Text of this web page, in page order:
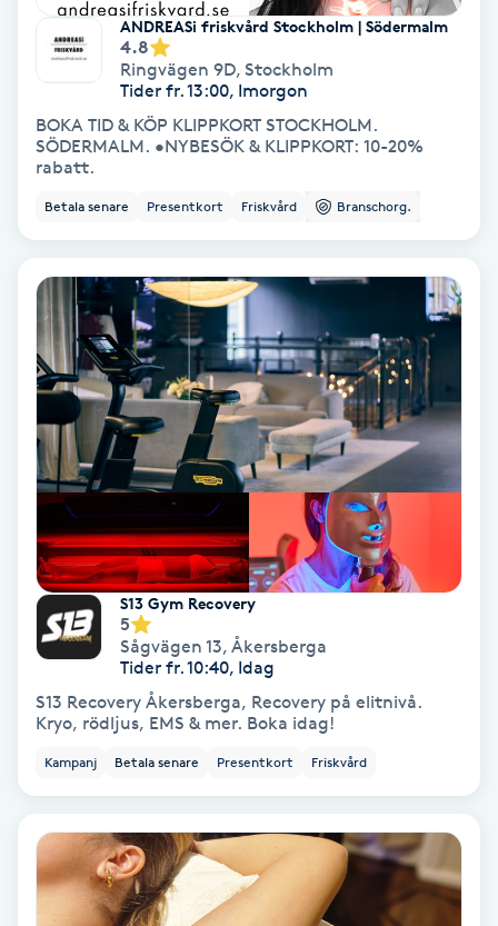
Fotsvamp
Fotvård
Fransar
Fransborttagning
Fransfärgning
Fransförlängning
Fransförlängning Megavolym
Fransförlängning Volym
Fransk manikyr
Fransrengöring
Frekvensterapi
Friskvård
Friskvårdsmassage
Frisör
Funktionsanalys
ANDREASi friskvård Stockholm | Södermalm
4.8
Ringvägen 9D, Stockholm
Tider fr. 13:00, Imorgon
BOKA TID & KÖP KLIPPKORT STOCKHOLM.
SÖDERMALM. •NYBESÖK & KLIPPKORT: 10-20%
rabatt.
Betala senare Presentkort Friskvård Branschorg.
S13 Gym Recovery
5
Sågvägen 13, Åkersberga
Tider fr. 10:40, Idag
S13 Recovery Åkersberga, Recovery på elitnivå.
Kryo, rödljus, EMS & mer. Boka idag!
Kampanj Betala senare Presentkort Friskvård